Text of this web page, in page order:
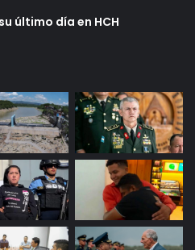
último día en HCH